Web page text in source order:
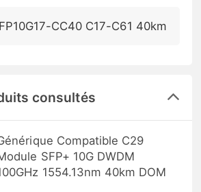
CC40 C17-C61 40km
consultés
Compatible C29
SFP+ 10G DWDM
1554.13nm 40km DOM